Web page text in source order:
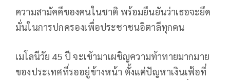
ความสามัคคีของคนในชาติ พร้อมยืนยันว่าเธอจะยึด
มั่นในการปกครองเพื่อประชาชนอิตาลีทุกคน
เมโลนีวัย 45 ปี จะเข้ามาเผชิญความท้าทายมากมาย
ของประเทศที่รออยู่ข้างหน้า ตั้งแต่ปัญหาเงินเฟ้อที่